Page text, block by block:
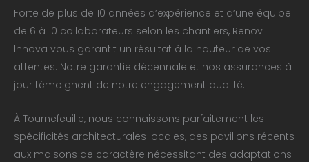
Forte de plus de 10 années d’expérience et d’une équipe
de 6 à 10 collaborateurs selon les chantiers, Renov
Innova vous garantit un résultat à la hauteur de vos
attentes. Notre garantie décennale et nos assurances à
jour témoignent de notre engagement qualité.
À Tournefeuille, nous connaissons parfaitement les
spécificités architecturales locales, des pavillons récents
aux maisons de caractère nécessitant des adaptations